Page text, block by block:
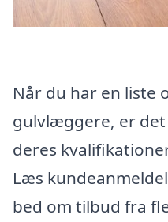
Når du har en liste
gulvlæggere, er
deres
Læs
bed om tilbud fra